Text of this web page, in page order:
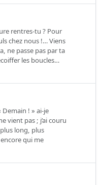
rentres-tu ? Pour
chez nous !… Viens
ne passe pas par ta
les boucles…
! » ai-je
vient pas ; j’ai couru
long, plus
qui me